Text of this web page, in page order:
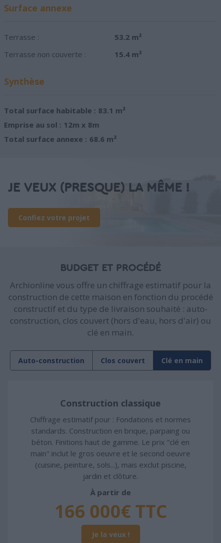
Surface annexe
Terrasse :
53.2 m²
Terrasse non couverte :
15.4 m²
Synthèse
Total surface habitable : 83.1 m²
Emprise au sol : 12m x 8m
Total surface annexe : 68.6 m²
JE VEUX (PRESQUE) LA MÊME !
Confiez votre projet
BUDGET ET PROCÉDÉ
Archionline vous offre un chiffrage estimatif pour la
construction de cette maison en fonction du procédé
constructif et du type de livraison souhaité : auto-
construction, clos couvert (hors d'eau, hors d'air) ou
clé en main.
Auto-construction Clos couvert Clé en main
Construction classique
Chiffrage estimatif pour : Fondations et normes
standards. Construction en brique, parpaing ou
béton. Finitions haut de gamme. Le prix "clé en
main" inclut le gros oeuvre et le second oeuvre
(cuisine, peinture, sols...), mais exclut piscine,
jardin et clôture.
À partir de
166 000€ TTC
Je la veux !